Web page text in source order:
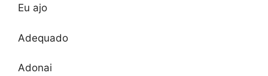
Eu ajo
Adequado
Adonai